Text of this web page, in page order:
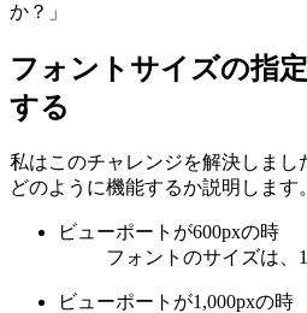
か？」
フォントサイズの指
する
私はこのチャレンジを解決しまし
どのように機能するか説明します。
ビューポートが600pxの時
フォントのサイズは、
ビューポートが1,000pxの時